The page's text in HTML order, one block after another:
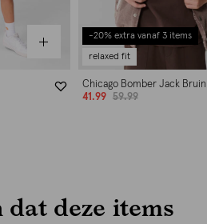
-20% extra vanaf 3 items
relaxed fit
Chicago Bomber Jack Bruin
41.99
59.99
deze items